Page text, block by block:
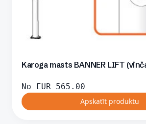
Karoga masts BANNER LIFT
No EUR 565.00
Apskatīt produktu